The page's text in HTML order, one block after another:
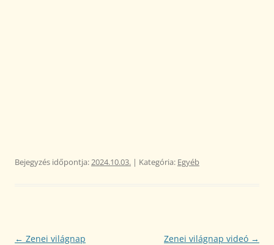
Bejegyzés időpontja:2024.10.03. | Kategória: Egyéb
Bejegyzés
← Zenei világnap Zenei világnap videó →